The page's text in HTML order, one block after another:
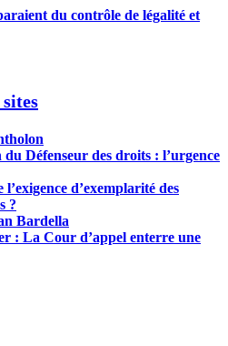
du contrôle de légalité et
sites
Défenseur des droits : l’urgence
d’exemplarité des
?
Bardella
: La Cour d’appel enterre une